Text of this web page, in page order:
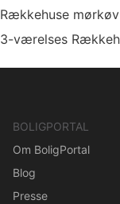
Rækkehuse mørkøv
3-værelses
BOLIGPORTAL
Om BoligPortal
Blog
Presse